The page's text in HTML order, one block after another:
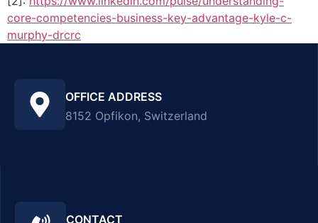
core-competencies-business-key-advantage-kyle-c-
murphy-drcrc
OFFICE ADDRESS
8152 Opfikon, Switzerland
CONTACT